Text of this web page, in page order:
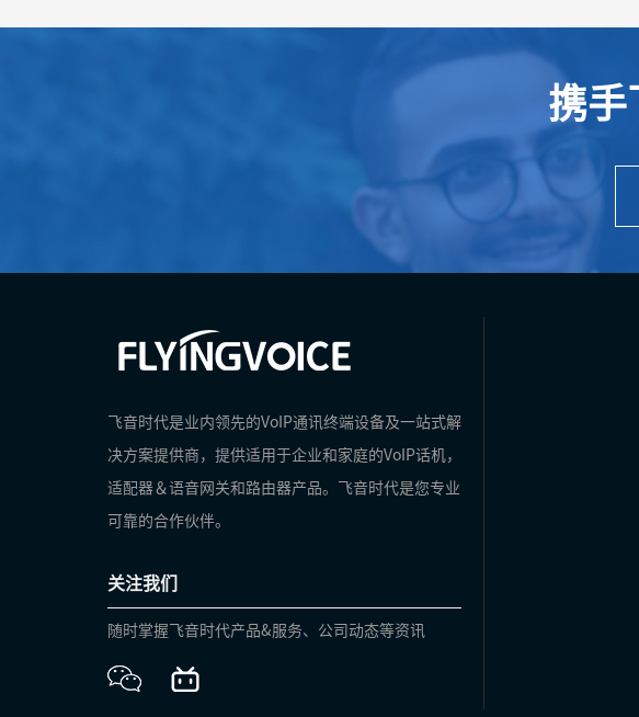
携手
飞音时代是业内领先的VoIP通讯终端设备及一站式解
决方案提供商，提供适用于企业和家庭的VoIP话机，
适配器＆语音网关和路由器产品。飞音时代是您专业
可靠的合作伙伴。
关注我们
随时掌握飞音时代产品&服务、公司动态等资讯